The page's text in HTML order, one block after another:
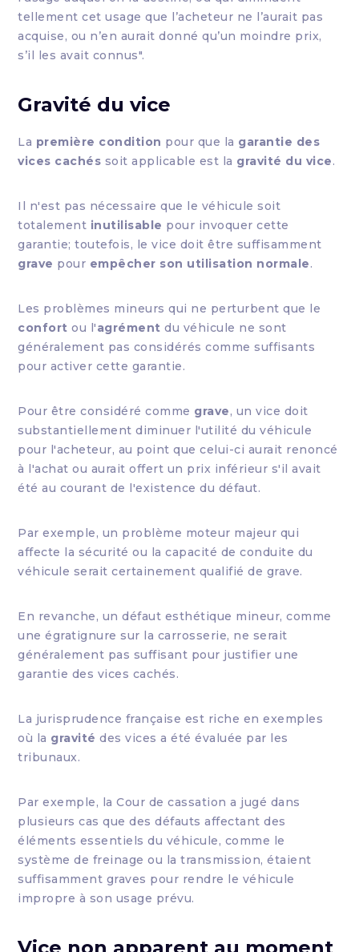
tellement cet usage que l’acheteur ne l’aurait pas
acquise, ou n’en aurait donné qu’un moindre prix,
s’il les avait connus".
Gravité du vice
La première condition pour que la garantie des
vices cachés soit applicable est la gravité du vice.
Il n'est pas nécessaire que le véhicule soit
totalement inutilisable pour invoquer cette
garantie; toutefois, le vice doit être suffisamment
grave pour empêcher son utilisation normale.
Les problèmes mineurs qui ne perturbent que le
confort ou l'agrément du véhicule ne sont
généralement pas considérés comme suffisants
pour activer cette garantie.
Pour être considéré comme grave, un vice doit
substantiellement diminuer l'utilité du véhicule
pour l'acheteur, au point que celui-ci aurait renoncé
à l'achat ou aurait offert un prix inférieur s'il avait
été au courant de l'existence du défaut.
Par exemple, un problème moteur majeur qui
affecte la sécurité ou la capacité de conduite du
véhicule serait certainement qualifié de grave.
En revanche, un défaut esthétique mineur, comme
une égratignure sur la carrosserie, ne serait
généralement pas suffisant pour justifier une
garantie des vices cachés.
La jurisprudence française est riche en exemples
où la gravité des vices a été évaluée par les
tribunaux.
Par exemple, la Cour de cassation a jugé dans
plusieurs cas que des défauts affectant des
éléments essentiels du véhicule, comme le
système de freinage ou la transmission, étaient
suffisamment graves pour rendre le véhicule
impropre à son usage prévu.